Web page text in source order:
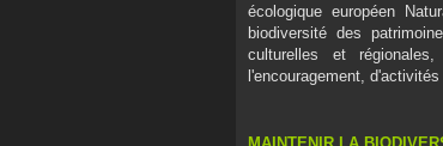
écologique européen
biodiversité des
culturelles et
l'encouragement,